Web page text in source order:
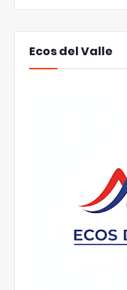
Ecos del Valle